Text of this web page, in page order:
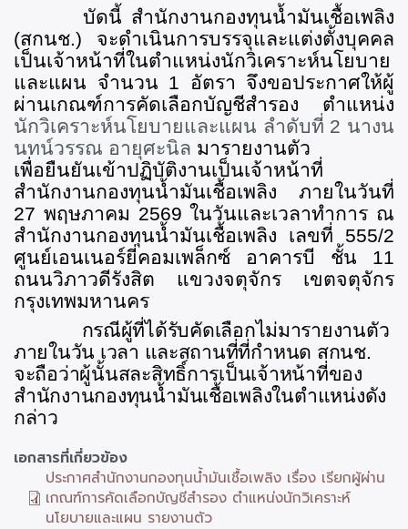
บัดนี้ สำนักงานกองทุนน้ำมันเชื้อเพลิง
(สกนช.) จะดำเนินการบรรจุและแต่งตั้งบุคคล
เป็นเจ้าหน้าที่ในตำแหน่งนักวิเคราะห์นโยบาย
และแผน จำนวน 1 อัตรา จึงขอประกาศให้ผู้
ผ่านเกณฑ์การคัดเลือกบัญชีสำรอง ตำแหน่ง
นักวิเคราะห์นโยบายและแผน ลำดับที่ 2 นางน
นทน์วรรณ อายุศะนิล มารายงานตัว
เพื่อยืนยันเข้าปฏิบัติงานเป็นเจ้าหน้าที่
สำนักงานกองทุนน้ำมันเชื้อเพลิง ภายในวันที่
27 พฤษภาคม 2569 ในวันและเวลาทำการ ณ
สำนักงานกองทุนน้ำมันเชื้อเพลิง เลขที่ 555/2
ศูนย์เอนเนอร์ยี่คอมเพล็กซ์ อาคารบี ชั้น 11
ถนนวิภาวดีรังสิต แขวงจตุจักร เขตจตุจักร
กรุงเทพมหานคร
กรณีผู้ที่ได้รับคัดเลือกไม่มารายงานตัว
ภายในวัน เวลา และสถานที่ที่กำหนด สกนช.
จะถือว่าผู้นั้นสละสิทธิ์การเป็นเจ้าหน้าที่ของ
สำนักงานกองทุนน้ำมันเชื้อเพลิงในตำแหน่งดัง
กล่าว
ภาพ
ประกอบ
เอกสารที่เกี่ยวข้อง
ประกาศสำนักงานกองทุนน้ำมันเชื้อเพลิง เรื่อง เรียกผู้ผ่าน
เกณฑ์การคัดเลือกบัญชีสำรอง ตำแหน่งนักวิเคราะห์
นโยบายและแผน รายงานตัว